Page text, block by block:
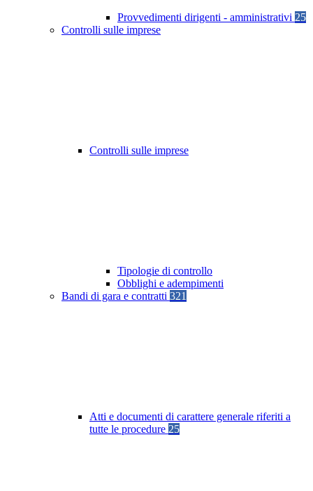
Provvedimenti dirigenti - amministrativi 25
Controlli sulle imprese
Controlli sulle imprese
Tipologie di controllo
Obblighi e adempimenti
Bandi di gara e contratti 321
Atti e documenti di carattere generale riferiti a
tutte le procedure 25